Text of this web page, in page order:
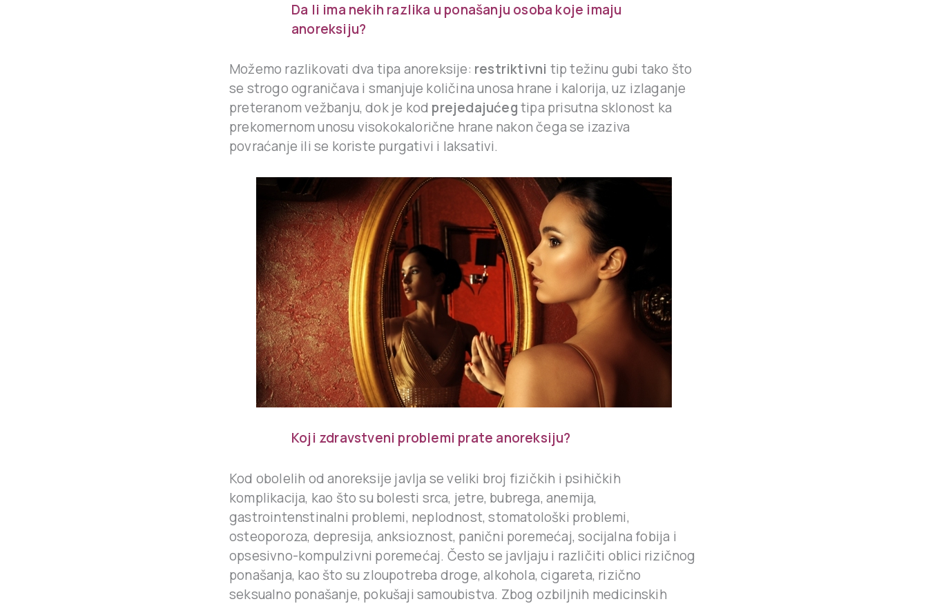
Da li ima nekih razlika u ponašanju osoba koje imaju
anoreksiju?
Možemo razlikovati dva tipa anoreksije: restriktivni tip težinu gubi tako što
se strogo ograničava i smanjuje količina unosa hrane i kalorija, uz izlaganje
preteranom vežbanju, dok je kod prejedajućegtipa prisutna sklonost ka
prekomernom unosu visokokalorične hrane nakon čega se izaziva
povraćanje ili se koriste purgativi i laksativi.
Koji zdravstveni problemi prate anoreksiju?
Kod obolelih od anoreksije javlja se veliki broj fizičkih i psihičkih
komplikacija, kao što su bolesti srca, jetre, bubrega, anemija,
gastrointenstinalni problemi, neplodnost, stomatološki problemi,
osteoporoza, depresija, anksioznost, panični poremećaj, socijalna fobija i
opsesivno-kompulzivni poremećaj. Često se javljaju i različiti oblici rizičnog
ponašanja, kao što su zloupotreba droge, alkohola, cigareta, rizično
seksualno ponašanje, pokušaji samoubistva. Zbog ozbiljnih medicinskih